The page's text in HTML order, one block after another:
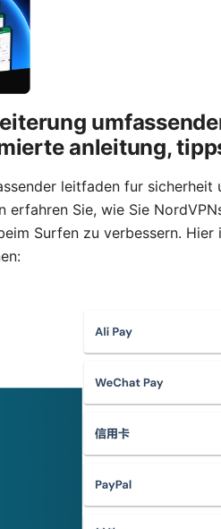
anleitung,
leitfaden fur
erfahren Sie, wie Sie
Surfen zu verbessern.